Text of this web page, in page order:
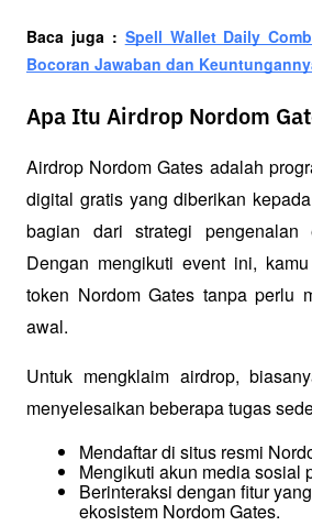
Baca juga : Spell Wallet Daily
Bocoran Jawaban dan
Apa Itu Airdrop Nordom
Airdrop Nordom Gates adalah
digital gratis yang diberikan
bagian dari strategi pengenalan
Dengan mengikuti event ini,
token Nordom Gates tanpa perlu
awal.
Untuk mengklaim airdrop,
menyelesaikan beberapa tugas
Mendaftar di situs resmi
Mengikuti akun media sosial
Berinteraksi dengan fitur
ekosistem Nordom Gates.